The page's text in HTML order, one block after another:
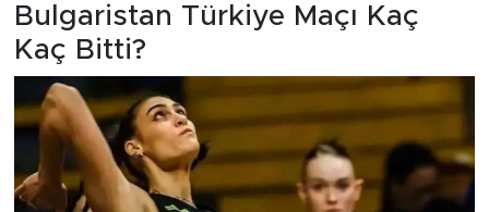
Bulgaristan Türkiye Maçı Kaç
Kaç Bitti?